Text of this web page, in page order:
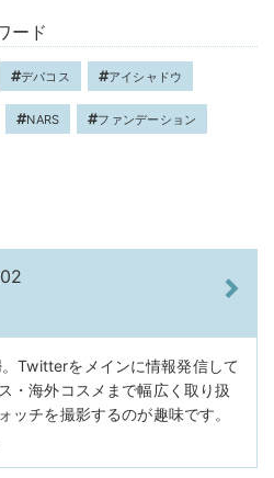
ード
デパコス アイシャドウ
NARS ファンデーション
Twitterをメインに情報発信して
・海外コスメまで幅広く取り扱
ッチを撮影するのが趣味です。